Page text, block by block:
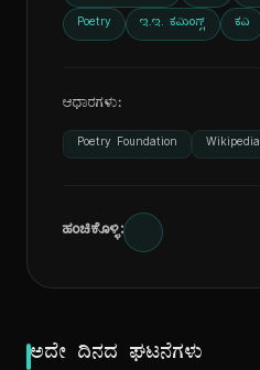
Poetry ಇ.ಇ. ಕಮಿಂಗ್ಸ್ ಕವಿ
ಆಧಾರಗಳು:
Poetry Foundation Wikipedia
ಹಂಚಿಕೊಳ್ಳಿ:
ಅದೇ ದಿನದ ಘಟನೆಗಳು